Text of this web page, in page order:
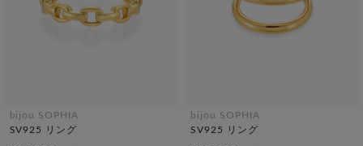
bijou SOPHIA
SV925 リング
bijou SOPHIA
SV925 リング